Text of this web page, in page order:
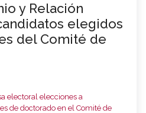
y Relación
elegidos
del Comité de
electoral elecciones a
de doctorado en el Comité de